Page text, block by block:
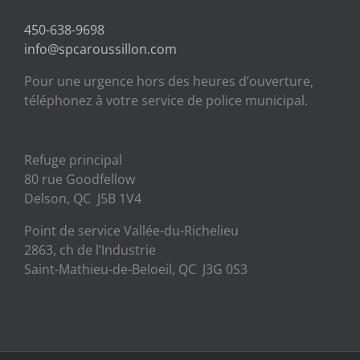
450-638-9698
info@spcaroussillon.com
Pour une urgence hors des heures d’ouverture,
téléphonez à votre service de police municipal.
Refuge principal
80 rue Goodfellow
Delson, QC J5B 1V4
Point de service Vallée-du-Richelieu
2863, ch de l’Industrie
Saint-Mathieu-de-Beloeil, QC J3G 0S3